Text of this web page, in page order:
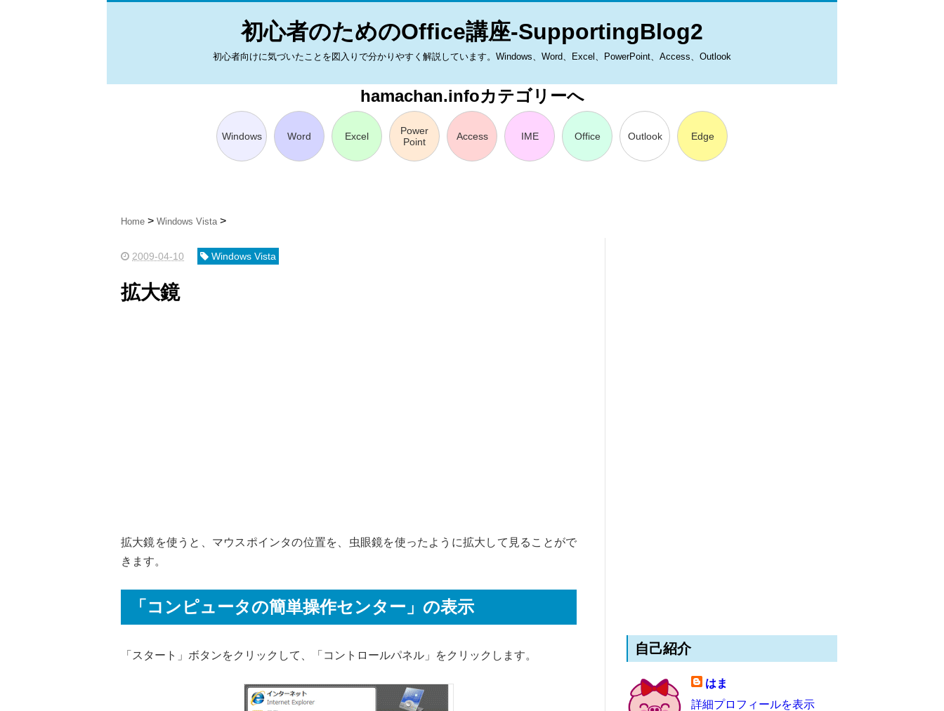
初心者のためのOffice講座-SupportingBlog2
初心者向けに気づいたことを図入りで分かりやすく解説しています。Windows、Word、Excel、PowerPoint、Access、Outlook
hamachan.infoカテゴリーへ
Windows Word Excel
Power
Point
Access IME Office Outlook Edge
Home Windows Vista
2009-04-10 Windows Vista
拡大鏡
拡大鏡を使うと、マウスポインタの位置を、虫眼鏡を使ったように拡大して見ることがで
きます。
「コンピュータの簡単操作センター」の表示
「スタート」ボタンをクリックして、「コントロールパネル」をクリックします。 自己紹介
はま
詳細プロフィールを表示